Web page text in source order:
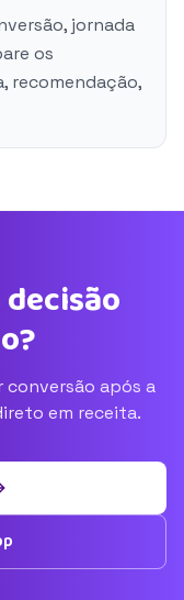
jornada
os
recomendação,
conversão após a
em receita.